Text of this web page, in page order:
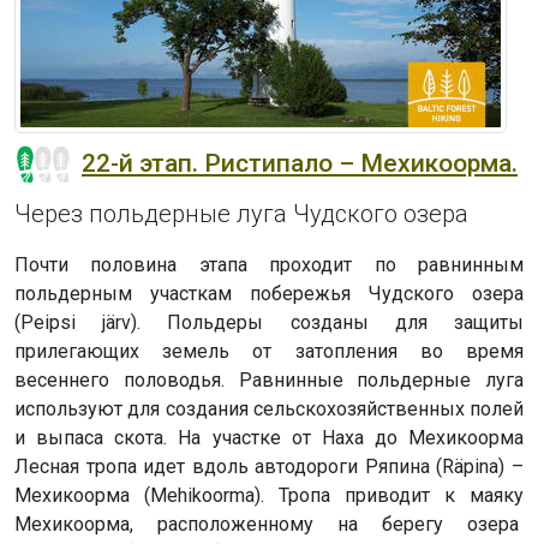
22-й этап. Ристипало – Мехикоорма.
Через польдерные луга Чудского озера
Почти половина этапа проходит по равнинным
польдерным участкам побережья Чудского озера
(Peipsi järv). Польдеры созданы для защиты
прилегающих земель от затопления во время
весеннего половодья. Равнинные польдерные луга
используют для создания сельскохозяйственных полей
и выпаса скота. На участке от Наха до Мехикоорма
Лесная тропа идет вдоль автодороги Ряпина (Räpina) –
Мехикоорма (Mehikoorma). Тропа приводит к маяку
Мехикоорма, расположенному на берегу озера